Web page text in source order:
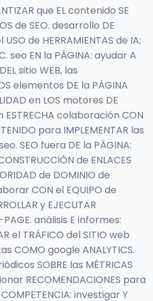
que EL contenido SE
de SEO. desarrollo DE
de HERRAMIENTAS de IA;
seo EN la PÁGINA: ayudar A
sitio WEB, las
elementos DE la PÁGINA
en LOS motores DE
ESTRECHA colaboración CON
para IMPLEMENTAR las
SEO fuera DE la PÁGINA:
de ENLACES
de DOMINIO de
CON el EQUIPO de
y EJECUTAR
análisis E informes:
el TRÁFICO del SITIO web
COMO google ANALYTICS.
SOBRE las MÉTRICAS
RECOMENDACIONES para
investigar Y